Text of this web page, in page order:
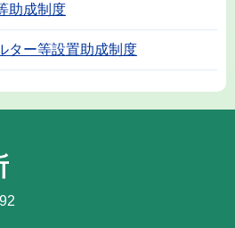
助成制度
ター等設置助成制度